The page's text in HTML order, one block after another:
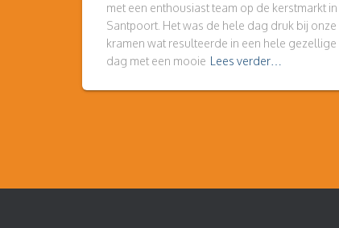
met een enthousiast team op de kerstmarkt in
Santpoort. Het was de hele dag druk bij onze
kramen wat resulteerde in een hele gezellige
dag met een mooie Lees verder…